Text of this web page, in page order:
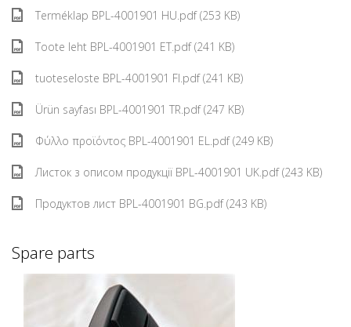
Terméklap BPL-4001901 HU.pdf (253 KB)
Toote leht BPL-4001901 ET.pdf (241 KB)
tuoteseloste BPL-4001901 FI.pdf (241 KB)
Ürün sayfası BPL-4001901 TR.pdf (247 KB)
Φύλλο προϊόντος BPL-4001901 EL.pdf (249 KB)
Листок з описом продукції BPL-4001901 UK.pdf (243 KB)
Продуктов лист BPL-4001901 BG.pdf (243 KB)
Spare parts